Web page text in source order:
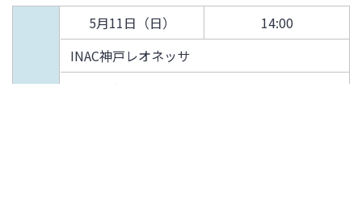
5月11日（日）
14:00
INAC神戸レオネッサ
ノエスタ